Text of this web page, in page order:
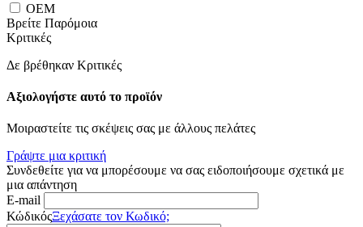
OEM
Βρείτε Παρόμοια
Κριτικές
Δε βρέθηκαν Κριτικές
Αξιολογήστε αυτό το προϊόν
Μοιραστείτε τις σκέψεις σας με άλλους πελάτες
Γράψτε μια κριτική
Συνδεθείτε για να μπορέσουμε να σας ειδοποιήσουμε σχετικά με
μια απάντηση
E-mail
ΚώδικόςΞεχάσατε τον Κωδικό;